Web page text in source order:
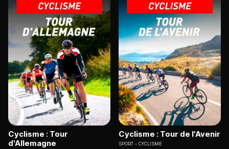
Cyclisme : Tour
d'Allemagne
Cyclisme : Tour de l'Avenir
SPORT CYCLISME